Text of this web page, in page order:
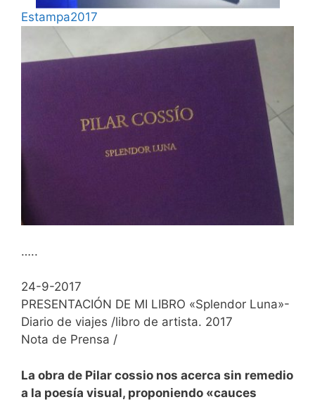
Estampa2017
…..
24-9-2017
PRESENTACIÓN DE MI LIBRO «Splendor Luna»-
Diario de viajes /libro de artista. 2017
Nota de Prensa /
La obra de Pilar cossio nos acerca sin remedio
a la poesía visual, proponiendo «cauces